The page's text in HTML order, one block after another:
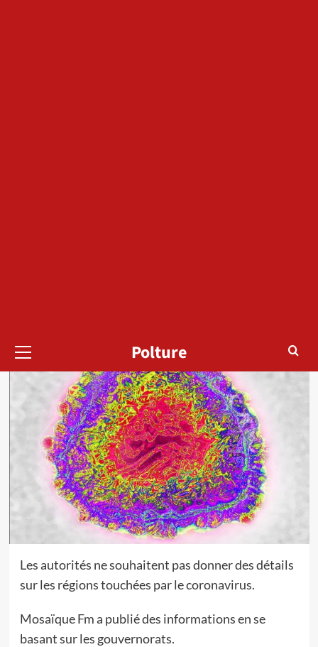
principal
Polture
Les autorités ne souhaitent pas donner des détails
sur les régions touchées par le coronavirus.
Mosaïque Fm a publié des informations en se
basant sur les gouvernorats.